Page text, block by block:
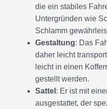
die ein stabiles
Untergründen wie
Schlamm
Gestaltung: Das
daher leicht
leicht in einen
gestellt werden.
Sattel : Er ist mit
ausgestattet, der